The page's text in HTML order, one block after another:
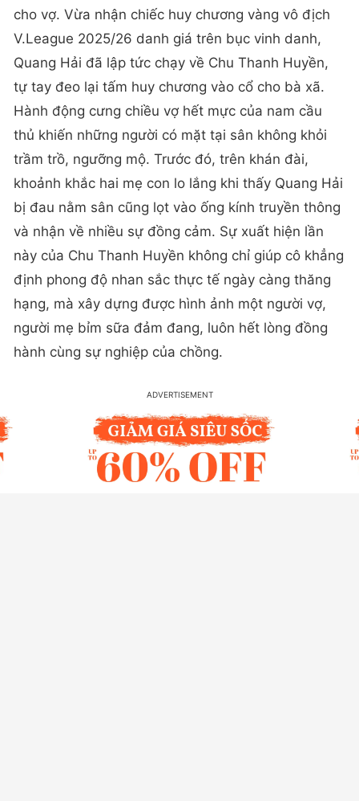
cho vợ. Vừa nhận chiếc huy chương vàng vô địch
V.League 2025/26 danh giá trên bục vinh danh,
Quang Hải đã lập tức chạy về Chu Thanh Huyền,
tự tay đeo lại tấm huy chương vào cổ cho bà xã.
Hành động cưng chiều vợ hết mực của nam cầu
thủ khiến những người có mặt tại sân không khỏi
trầm trồ, ngưỡng mộ. Trước đó, trên khán đài,
khoảnh khắc hai mẹ con lo lắng khi thấy Quang Hải
bị đau nằm sân cũng lọt vào ống kính truyền thông
và nhận về nhiều sự đồng cảm. Sự xuất hiện lần
này của Chu Thanh Huyền không chỉ giúp cô khẳng
định phong độ nhan sắc thực tế ngày càng thăng
hạng, mà xây dựng được hình ảnh một người vợ,
người mẹ bỉm sữa đảm đang, luôn hết lòng đồng
hành cùng sự nghiệp của chồng.